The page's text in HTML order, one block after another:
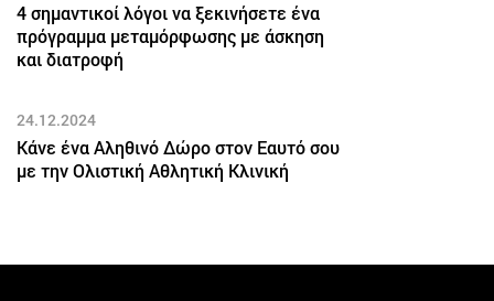
4 σημαντικοί λόγοι να ξεκινήσετε ένα
πρόγραμμα μεταμόρφωσης με άσκηση
και διατροφή
24.12.2024
Κάνε ένα Αληθινό Δώρο στον Εαυτό σου
με την Ολιστική Αθλητική Κλινική